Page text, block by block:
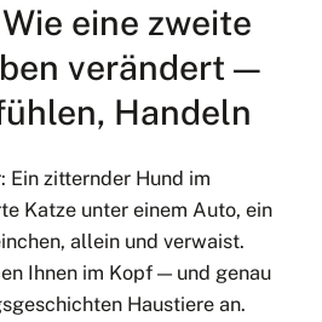
eine zweite
verändert —
Handeln
Ein zitternder Hund im
Katze unter einem Auto, ein
allein und verwaist.
Ihnen im Kopf — und genau
Haustiere an.